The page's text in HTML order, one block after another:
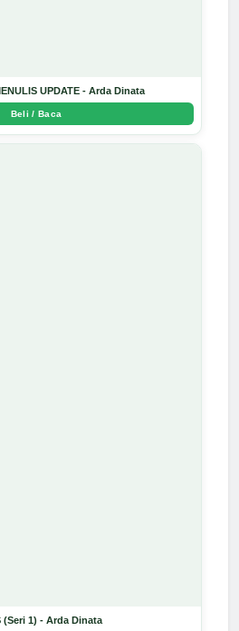
UPDATE - Arda Dinata
Beli / Baca
(Seri 1) - Arda Dinata